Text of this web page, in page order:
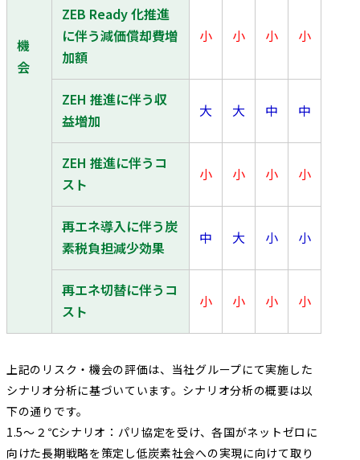
機
会
ZEB Ready 化推進
に伴う減価償却費増
加額
小 小 小 小
ZEH 推進に伴う収
益増加
大 大 中 中
ZEH 推進に伴うコ
スト
小 小 小 小
再エネ導入に伴う炭
素税負担減少効果
中 大 小 小
再エネ切替に伴うコ
スト
小 小 小 小
上記のリスク・機会の評価は、当社グループにて実施した
シナリオ分析に基づいています。シナリオ分析の概要は以
下の通りです。
1.5～２℃シナリオ：パリ協定を受け、各国がネットゼロに
向けた長期戦略を策定し低炭素社会への実現に向けて取り